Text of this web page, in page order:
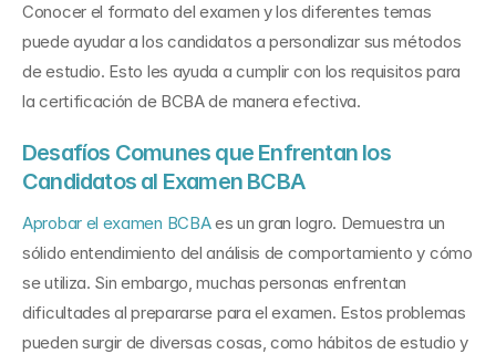
Conocer el formato del examen y los diferentes temas
puede ayudar a los candidatos a personalizar sus métodos
de estudio. Esto les ayuda a cumplir con los requisitos para
la certificación de BCBA de manera efectiva.
Desafíos Comunes que Enfrentan los
Candidatos al Examen BCBA
Aprobar el examen BCBA es un gran logro. Demuestra un
sólido entendimiento del análisis de comportamiento y cómo
se utiliza. Sin embargo, muchas personas enfrentan
dificultades al prepararse para el examen. Estos problemas
pueden surgir de diversas cosas, como hábitos de estudio y